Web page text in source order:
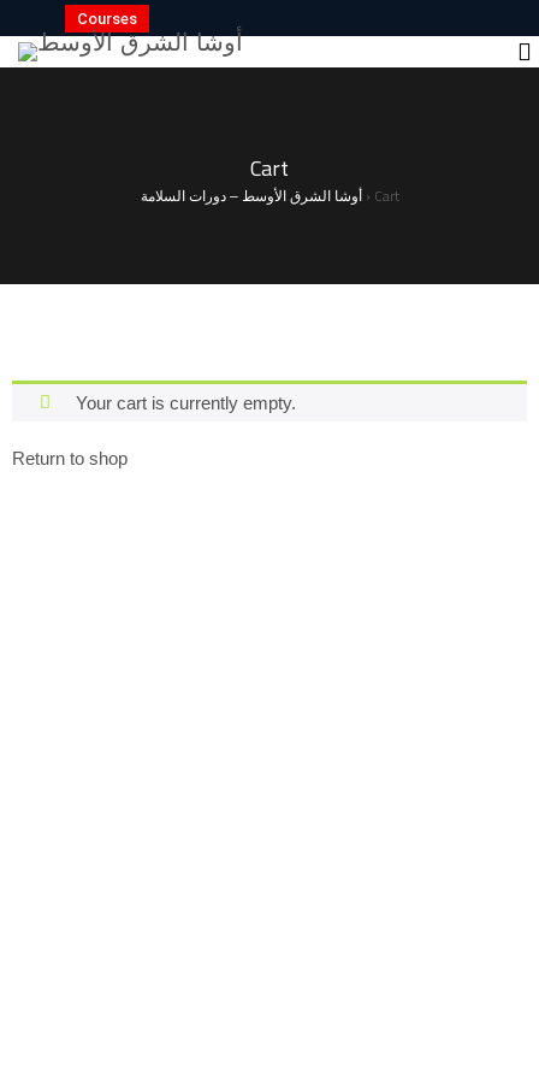
Courses
Cart
أوشا الشرق الأوسط – دورات السلامة› Cart
Your cart is currently empty.
Return to shop